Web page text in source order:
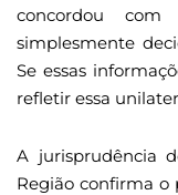
concordou
simplesmente
Se essas
refletir essa
A jurisprudência
Região confirma o